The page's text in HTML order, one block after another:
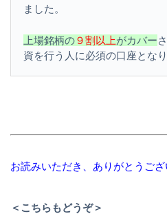
ました。
上場銘柄の９割以上がカバー
資を行う人に必須の口座となり
お読みいただき、ありがとうござ
＜こちらもどうぞ＞